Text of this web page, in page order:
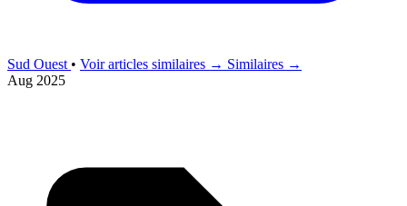
Sud Ouest • Voir articles similaires → Similaires →
Aug 2025